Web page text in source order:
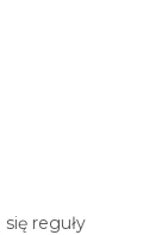
reguły